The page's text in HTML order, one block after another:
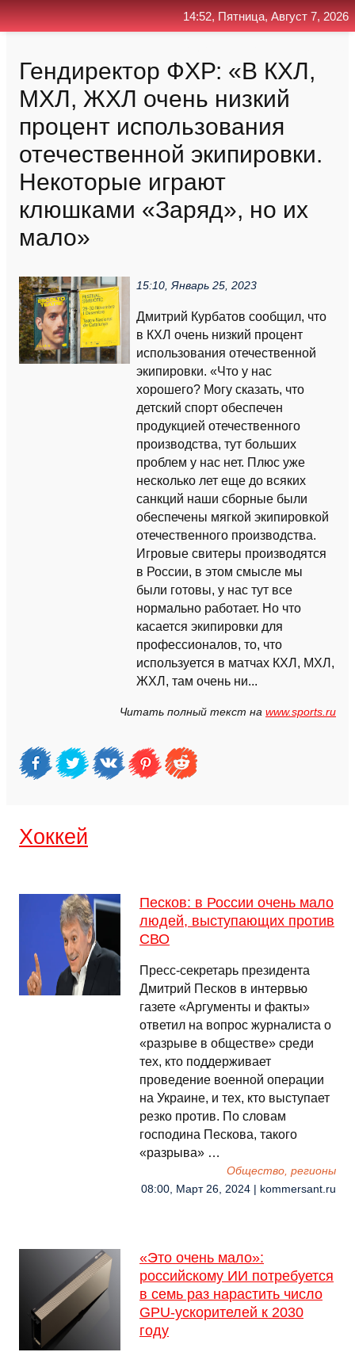
Гендиректор ФХР: «В КХЛ,
МХЛ, ЖХЛ очень низкий
процент использования
отечественной экипировки.
Некоторые играют
клюшками «Заряд», но их
мало»
15:10, Январь 25, 2023
Дмитрий Курбатов сообщил, что
в КХЛ очень низкий процент
использования отечественной
экипировки. «Что у нас
хорошего? Могу сказать, что
детский спорт обеспечен
продукцией отечественного
производства, тут больших
проблем у нас нет. Плюс уже
несколько лет еще до всяких
санкций наши сборные были
обеспечены мягкой экипировкой
отечественного производства.
Игровые свитеры производятся
в России, в этом смысле мы
были готовы, у нас тут все
нормально работает. Но что
касается экипировки для
профессионалов, то, что
используется в матчах КХЛ, МХЛ,
ЖХЛ, там очень ни...
Читать полный текст на www.sports.ru
Хоккей
Песков: в России очень мало
людей, выступающих против
СВО
Пресс-секретарь президента
Дмитрий Песков в интервью
газете «Аргументы и факты»
ответил на вопрос журналиста о
«разрыве в обществе» среди
тех, кто поддерживает
проведение военной операции
на Украине, и тех, кто выступает
резко против. По словам
господина Пескова, такого
«разрыва» …
Общество, регионы
08:00, Март 26, 2024 | kommersant.ru
«Это очень мало»:
российскому ИИ потребуется
в семь раз нарастить число
GPU-ускорителей к 2030
году
14:52, Пятница, Август 7, 2026